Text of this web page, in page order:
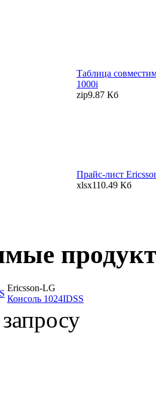
Таблица
1000i
zip9.87 Кб
Прайс-лист
xlsx110.49 Кб
Ericsson-LG
Консоль 1024IDSS